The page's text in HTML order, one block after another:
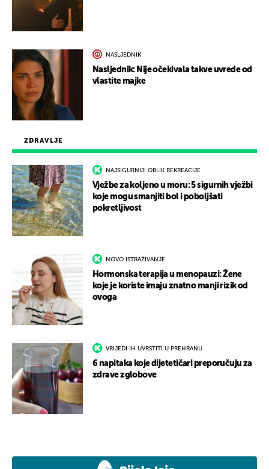
ZDRAVLJE
NAJSIGURNIJI OBLIK REKREACIJE
Vježbe za koljeno u moru: 5 sigurnih vježbi
koje mogu smanjiti bol i poboljšati
pokretljivost
NOVO ISTRAŽIVANJE
Hormonska terapija u menopauzi: Žene
koje je koriste imaju znatno manji rizik od
ovoga
VRIJEDI IH UVRSTITI U PREHRANU
6 napitaka koje dijetetičari preporučuju za
zdrave zglobove
NASLJEDNIK
Nasljednik: Nije očekivala takve uvrede od
vlastite majke